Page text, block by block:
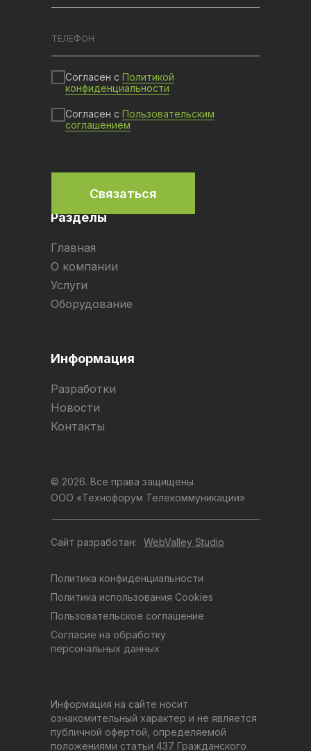
Разделы
Информация
Главная
О компании
Услуги
Оборудование
Разработки
Новости
Контакты
Информация на сайте носит
ознакомительный характер и не является
публичной офертой, определяемой
положениями статьи 437 Гражданского
Политика использования Cookies
Согласие на обработку
персональных данных
Пользовательское соглашение
Политика конфиденциальности
© 2026. Все права защищены.
ООО «Технофорум Телекоммуникации»
Сайт разработан:
Согласен с Политикой
конфиденциальности
Согласен с Пользовательским
соглашением
Связаться
WebValley Studio